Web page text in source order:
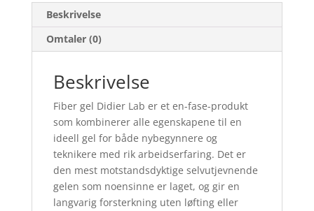
Beskrivelse
Omtaler (0)
Beskrivelse
Fiber gel Didier Lab er et en-fase-produkt
som kombinerer alle egenskapene til en
ideell gel for både nybegynnere og
teknikere med rik arbeidserfaring. Det er
den mest motstandsdyktige selvutjevnende
gelen som noensinne er laget, og gir en
langvarig forsterkning uten løfting eller